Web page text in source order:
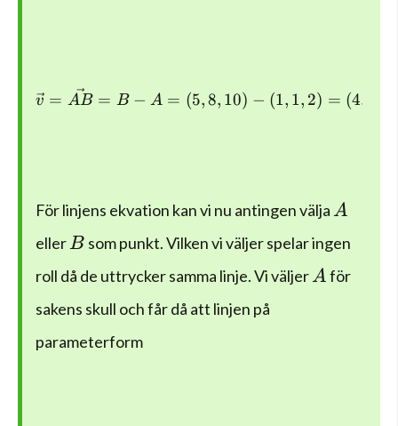
\vec { v } =\vec { AB
v = AB = B − A = (5,8, 10) − (1, 1, 2) = (4,
För linjens ekvation kan vi nu antingen välja A
A
eller B
B som punkt. Vilken vi väljer spelar ingen
roll då de uttrycker samma linje. Vi väljer A
Aför
sakens skull och får då att linjen på
parameterform